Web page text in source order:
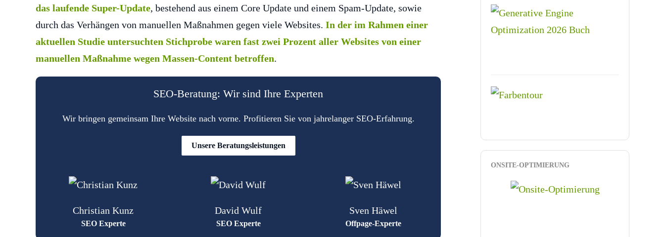
das laufende Super-Update, bestehend aus einem Core Update und einem Spam-Update, sowie
durch das Verhängen von manuellen Maßnahmen gegen viele Websites. In der im Rahmen einer
aktuellen Studie untersuchten Stichprobe waren fast zwei Prozent aller Websites von einer
manuellen Maßnahme wegen Massen-Content betroffen.
SEO-Beratung: Wir sind Ihre Experten
Wir bringen gemeinsam Ihre Website nach vorne. Profitieren Sie von jahrelanger SEO-Erfahrung.
Unsere Beratungsleistungen
Christian Kunz
SEO Experte
David Wulf
SEO Experte
Sven Häwel
Offpage-Experte
ONSITE-OPTIMIERUNG